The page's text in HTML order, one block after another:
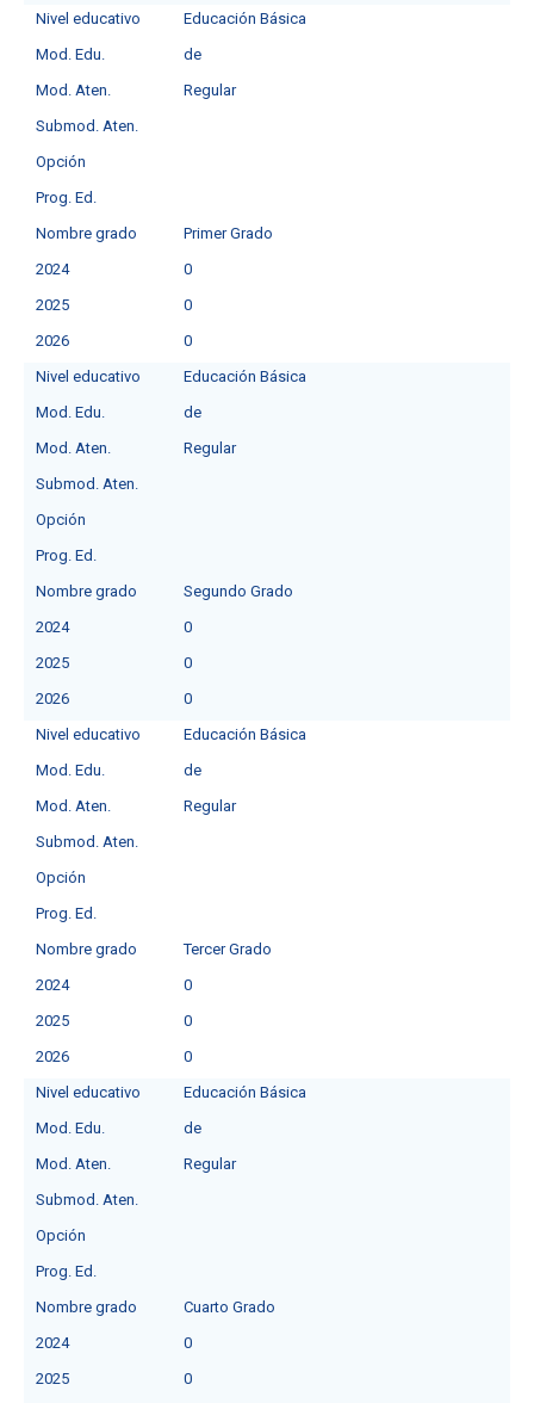
Nivel educativo
Educación Básica
Mod. Edu.
de
Mod. Aten.
Regular
Submod. Aten.
Opción
Prog. Ed.
Nombre grado
Primer Grado
2024
0
2025
0
2026
0
Nivel educativo
Educación Básica
Mod. Edu.
de
Mod. Aten.
Regular
Submod. Aten.
Opción
Prog. Ed.
Nombre grado
Segundo Grado
2024
0
2025
0
2026
0
Nivel educativo
Educación Básica
Mod. Edu.
de
Mod. Aten.
Regular
Submod. Aten.
Opción
Prog. Ed.
Nombre grado
Tercer Grado
2024
0
2025
0
2026
0
Nivel educativo
Educación Básica
Mod. Edu.
deㅤ
Mod. Aten.
Regular
Submod. Aten.
Opción
Prog. Ed.
Nombre grado
Cuarto Grado
2024
0
2025
0